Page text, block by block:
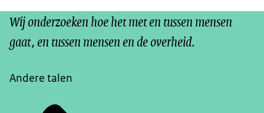
Wij onderzoeken hoe het met en tussen mensen
gaat, en tussen mensen en de overheid.
Andere talen